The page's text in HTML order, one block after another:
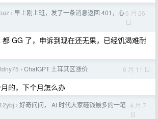
› 早上刚上班，发了一条消息返回 401，心6 月 26
日
GG 了，申诉到现在还无果，已经饥渴难耐
› ChatGPT 土耳其区涨价 6 月 11 日
的，下个月怎么办
› 好奇问问， AI 时代大家砸钱最多的一笔 4 月 7
日